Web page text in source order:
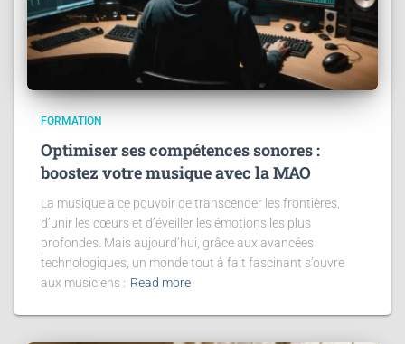
FORMATION
Optimiser ses compétences sonores :
boostez votre musique avec la MAO
La musique a ce pouvoir de transcender les frontières,
d’unir les cœurs et d’éveiller les émotions les plus
profondes. Mais aujourd’hui, grâce aux avancées
technologiques, un monde tout à fait fascinant s’ouvre
aux musiciens : Read more